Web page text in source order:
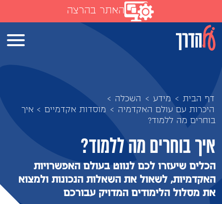
האתר בהרצה
דף הבית > מידע > השכלה >
היכרות עם עולם האקדמיה > מוסדות אקדמיים > איך
בוחרים מה ללמוד?
איך בוחרים מה ללמוד?
הכלים שיעזרו לכם לנווט בעולם האפשרויות
האקדמיות, לשאול את השאלות הנכונות ולמצוא
את מסלול הלימודים המדויק עבורכם